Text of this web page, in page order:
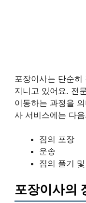
포장이사는 단순
지니고 있어요. 전
이동하는 과정을
사 서비스에는 다
짐의 포장
운송
짐의 풀기
포장이사의